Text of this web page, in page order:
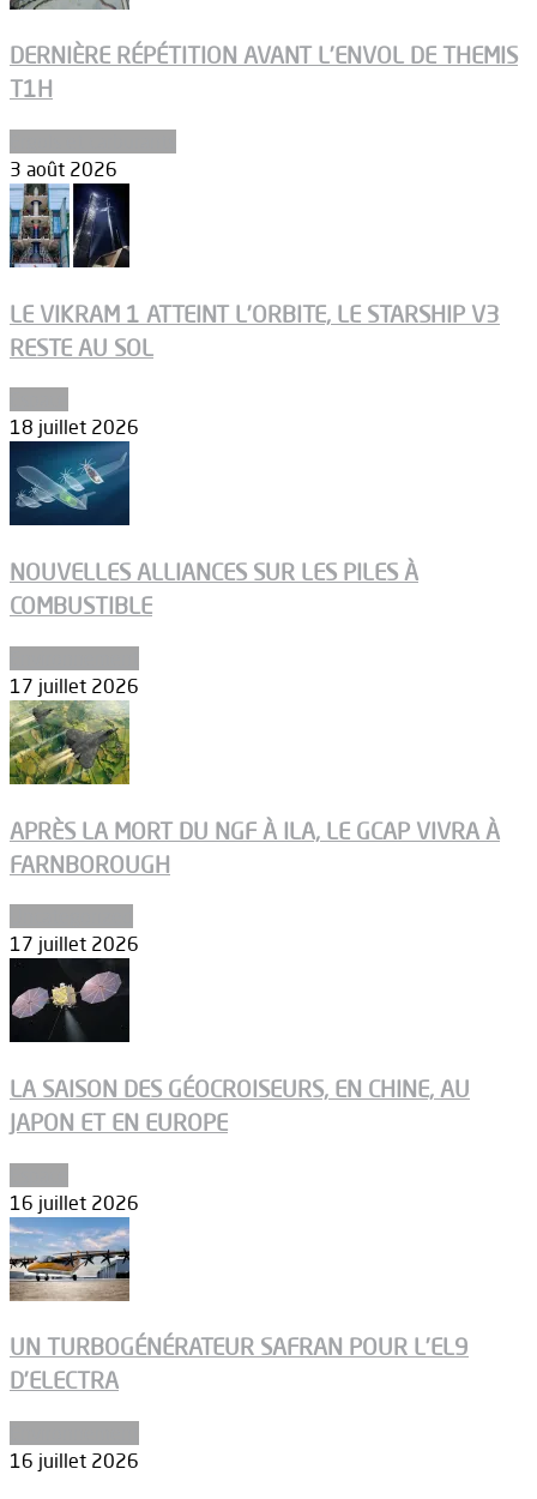
DERNIÈRE RÉPÉTITION AVANT L’ENVOL DE THEMIS
T1H
3 août 2026
LE VIKRAM 1 ATTEINT L’ORBITE, LE STARSHIP V3
RESTE AU SOL
18 juillet 2026
NOUVELLES ALLIANCES SUR LES PILES À
COMBUSTIBLE
17 juillet 2026
APRÈS LA MORT DU NGF À ILA, LE GCAP VIVRA À
FARNBOROUGH
17 juillet 2026
LA SAISON DES GÉOCROISEURS, EN CHINE, AU
JAPON ET EN EUROPE
16 juillet 2026
UN TURBOGÉNÉRATEUR SAFRAN POUR L’EL9
D’ELECTRA
16 juillet 2026